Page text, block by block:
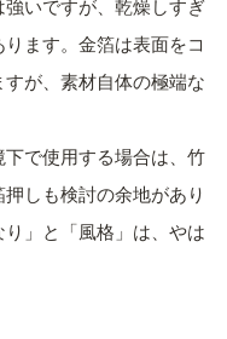
いですが、乾燥しすぎ
ます。金箔は表面をコ
が、素材自体の極端な
下で使用する場合は、竹
しも検討の余地があり
」と「風格」は、やは